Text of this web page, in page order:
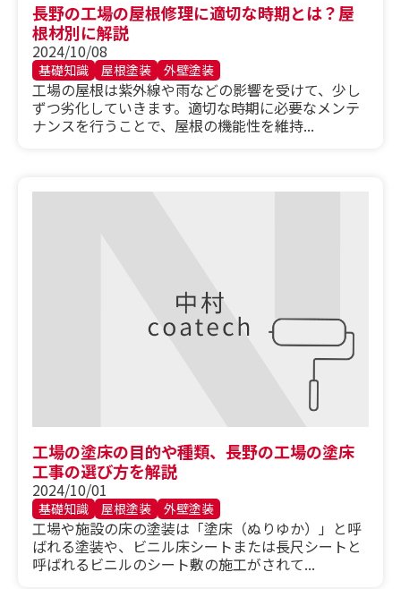
長野の工場の屋根修理に適切な時期とは？屋
根材別に解説
2024/10/08
基礎知識 屋根塗装 外壁塗装
工場の屋根は紫外線や雨などの影響を受けて、少し
ずつ劣化していきます。適切な時期に必要なメンテ
ナンスを行うことで、屋根の機能性を維持...
工場の塗床の目的や種類、長野の工場の塗床
工事の選び方を解説
2024/10/01
基礎知識 屋根塗装 外壁塗装
工場や施設の床の塗装は「塗床（ぬりゆか）」と呼
ばれる塗装や、ビニル床シートまたは長尺シートと
呼ばれるビニルのシート敷の施工がされて...